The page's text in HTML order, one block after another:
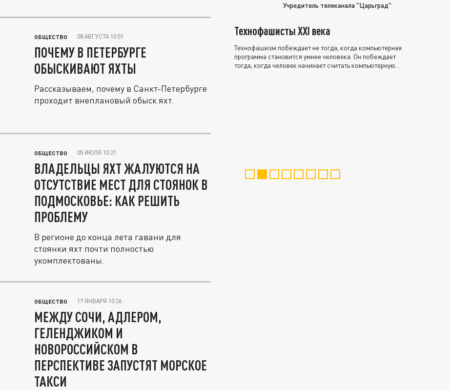
ОБЩЕСТВО 08 АВГУСТА 10:51
ПОЧЕМУ В ПЕТЕРБУРГЕ
ОБЫСКИВАЮТ ЯХТЫ
Рассказываем, почему в Санкт-Петербурге
проходит внеплановый обыск яхт.
ОБЩЕСТВО 05 ИЮЛЯ 10:21
ВЛАДЕЛЬЦЫ ЯХТ ЖАЛУЮТСЯ НА
ОТСУТСТВИЕ МЕСТ ДЛЯ СТОЯНОК В
ПОДМОСКОВЬЕ: КАК РЕШИТЬ
ПРОБЛЕМУ
В регионе до конца лета гавани для
стоянки яхт почти полностью
укомплектованы.
ОБЩЕСТВО 17 ЯНВАРЯ 10:26
МЕЖДУ СОЧИ, АДЛЕРОМ,
ГЕЛЕНДЖИКОМ И
НОВОРОССИЙСКОМ В
ПЕРСПЕКТИВЕ ЗАПУСТЯТ МОРСКОЕ
ТАКСИ
Учредитель телеканала "Царьград"
Технофашисты XXI века
Технофашизм побеждает не тогда, когда компьютерная
программа становится умнее человека. Он побеждает
тогда, когда человек начинает считать компьютерную